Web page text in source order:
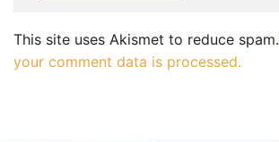
This site uses Akismet to reduce spam.
your comment data is processed.